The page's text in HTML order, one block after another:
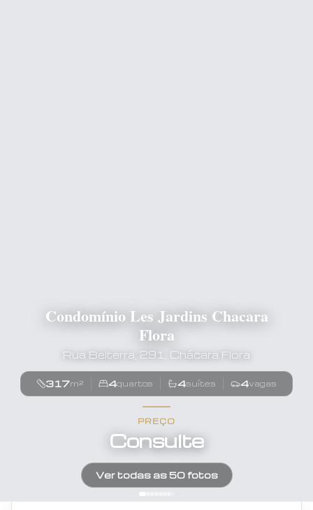
Condomínio Les Jardins Chacara
Flora
Rua Belterra, 291, Chácara Flora
317m² 4quartos 4suítes 4vagas
PREÇO
Consulte
Ver todas as 50fotos